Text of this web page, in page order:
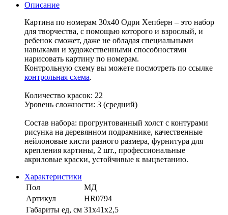
Описание
Картина по номерам 30х40 Одри Хепберн – это набор
для творчества, с помощью которого и взрослый, и
ребенок сможет, даже не обладая специальными
навыками и художественными способностями
нарисовать картину по номерам.
Контрольную схему вы можете посмотреть по ссылке
контрольная схема.
Количество красок: 22
Уровень сложности: 3 (средний)
Состав набора: прогрунтованный холст с контурами
рисунка на деревянном подрамнике, качественные
нейлоновые кисти разного размера, фурнитура для
крепления картины, 2 шт., профессиональные
акриловые краски, устойчивые к выцветанию.
Характеристики
Пол
МД
Артикул
HR0794
Габариты ед, см 31х41х2,5